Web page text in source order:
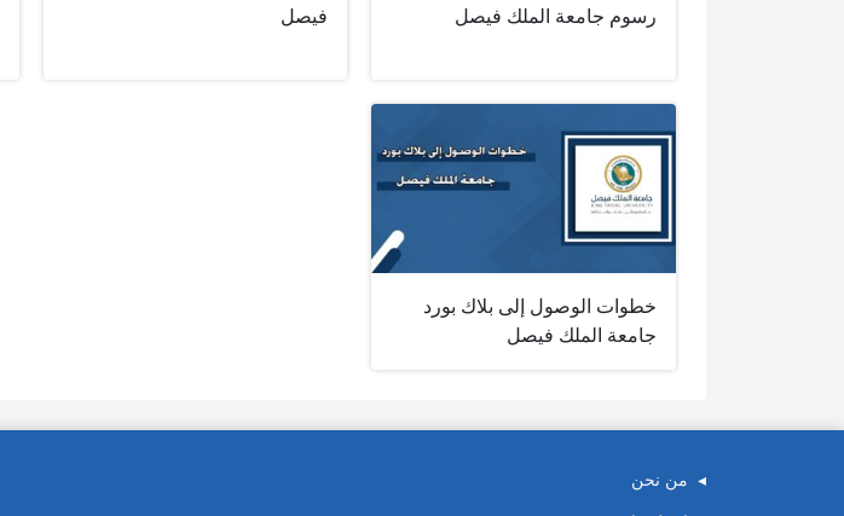
رسوم جامعة الملك فيصل
فيصل
خطوات الوصول إلى بلاك بورد
جامعة الملك فيصل
من نحن